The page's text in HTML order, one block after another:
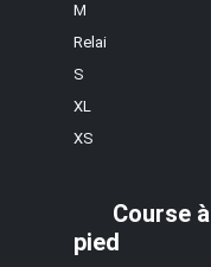
M
Relai
S
XL
XS
Course à
pied